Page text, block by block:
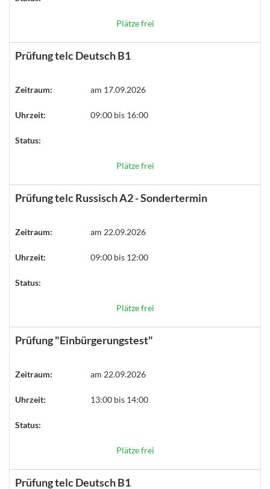
Plätze frei
Prüfung telc Deutsch B1
Zeitraum: am 17.09.2026
Uhrzeit: 09:00 bis 16:00
Status:
Plätze frei
Prüfung telc Russisch A2 - Sondertermin
Zeitraum: am 22.09.2026
Uhrzeit: 09:00 bis 12:00
Status:
Plätze frei
Prüfung "Einbürgerungstest"
Zeitraum: am 22.09.2026
Uhrzeit: 13:00 bis 14:00
Status:
Plätze frei
Prüfung telc Deutsch B1